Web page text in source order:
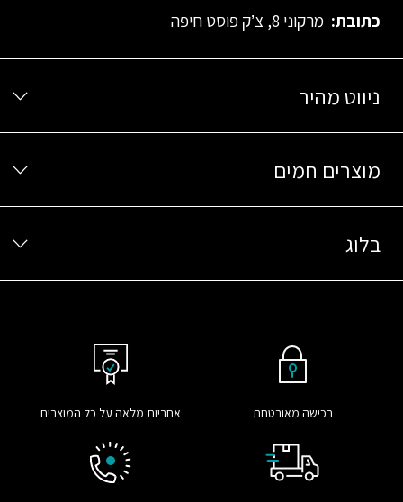
כתובת: מרקוני 8, צ’ק פוסט חיפה
ניווט מהיר
מוצרים חמים
בלוג
רכישה מאובטחת אחריות מלאה על כל המוצרים